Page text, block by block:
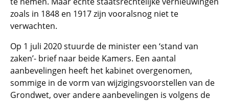
zoals in 1848 en 1917 zijn vooralsnog niet te
verwachten.
Op 1 juli 2020 stuurde de minister een ‘stand van
zaken’- brief naar beide Kamers. Een aantal
aanbevelingen heeft het kabinet overgenomen,
sommige in de vorm van wijzigingsvoorstellen van de
Grondwet, over andere aanbevelingen is volgens de